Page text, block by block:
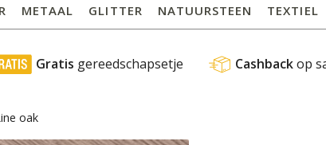
METAAL GLITTER NATUURSTEEN TEXTIEL
Gratis gereedschapsetje Cashback op
oak